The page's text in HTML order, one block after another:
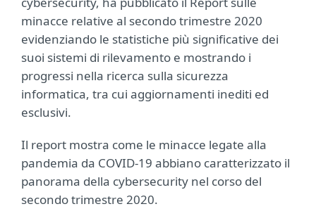
minacce relative al secondo trimestre 2020
evidenziando le statistiche più significative dei
suoi sistemi di rilevamento e mostrando i
progressi nella ricerca sulla sicurezza
informatica, tra cui aggiornamenti inediti ed
esclusivi.
Il report mostra come le minacce legate alla
pandemia da COVID-19 abbiano caratterizzato il
panorama della cybersecurity nel corso del
secondo trimestre 2020.